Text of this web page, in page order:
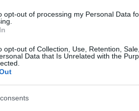
opt-out of processing my Personal Data
opt-out of Collection, Use, Retention,
Data that Is Unrelated with the